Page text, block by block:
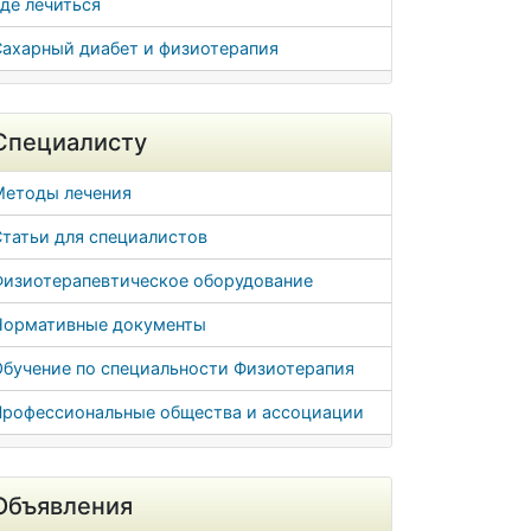
лечиться
диабет и физиотерапия
лечения
для специалистов
оборудование
документы
по специальности Физиотерапия
общества и ассоциации